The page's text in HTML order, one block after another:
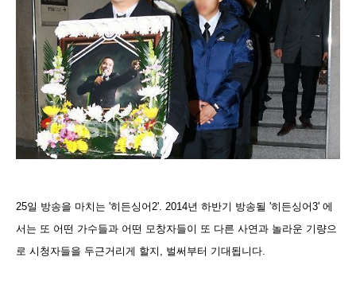
25일 방송을 마치는 '히든싱어2'. 2014년 하반기 방송될 '히든싱어3' 에
서는 또 어떤 가수들과 어떤 모창자들이 또 다른 사연과 놀라운 기량으
로 시청자들을 두근거리게 할지, 벌써부터 기대됩니다.